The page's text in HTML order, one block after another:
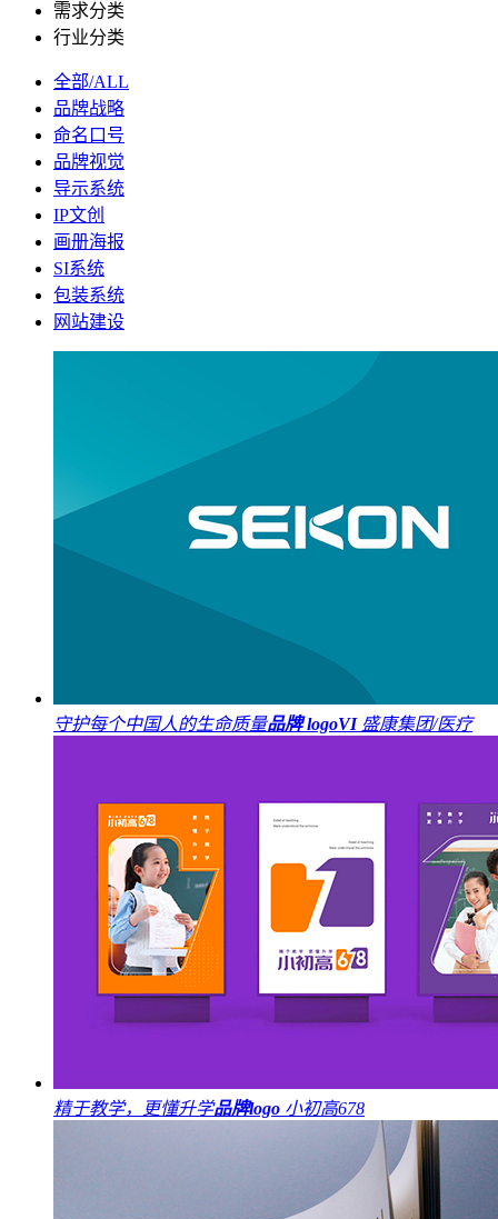
需求分类
行业分类
全部/ALL
品牌战略
命名口号
品牌视觉
导示系统
IP文创
画册海报
SI系统
包装系统
网站建设
守护每个中国人的生命质量品牌 logoVI 盛康集团/医疗
精于教学，更懂升学品牌logo 小初高678